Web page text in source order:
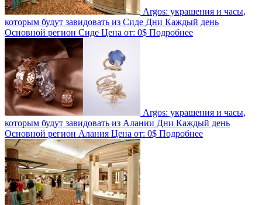
Argos: украшения и часы,
которым будут завидовать из Сиде Дни Каждый день
Основной регион Сиде Цена от: 0$ Подробнее
Argos: украшения и часы,
которым будут завидовать из Алании Дни Каждый день
Основной регион Алания Цена от: 0$ Подробнее